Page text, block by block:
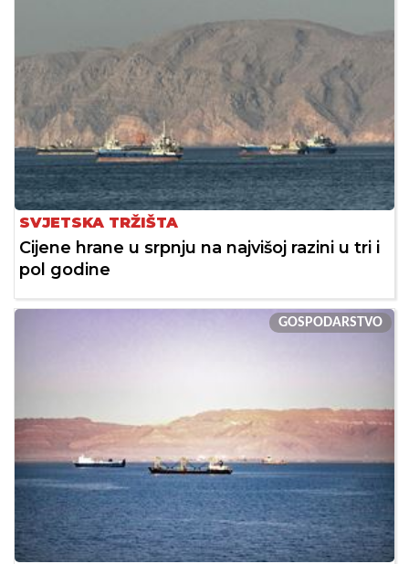
SVJETSKA TRŽIŠTA
Cijene hrane u srpnju na najvišoj razini u tri i
pol godine
GOSPODARSTVO